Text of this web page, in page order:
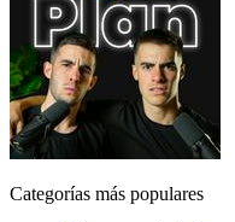
Categorías más populares